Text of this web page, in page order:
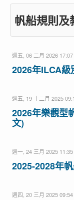
覽
站內搜尋 運動
不法侵害通報專區
最新消息
帆船規則及
週五, 06 二月 2026 17:07
2026年ILCA級
週五, 19 十二月 2025
2026年樂觀型
文)
週一, 24 三月 2025 11:35
2025-2028年
週四, 20 三月 2025 09:54